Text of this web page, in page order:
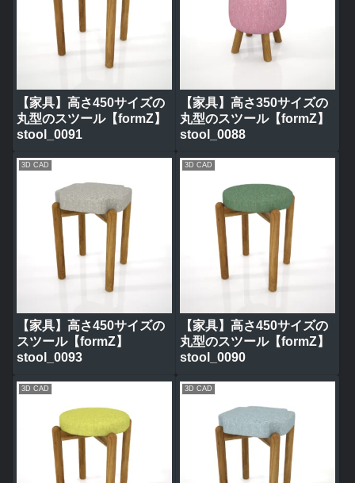
【家具】高さ450サイズの
丸型のスツール【formZ】
stool_0091
【家具】高さ350サイズの
丸型のスツール【formZ】
stool_0088
3D CAD
【家具】高さ450サイズの
スツール【formZ】
stool_0093
3D CAD
【家具】高さ450サイズの
丸型のスツール【formZ】
stool_0090
3D CAD 3D CAD